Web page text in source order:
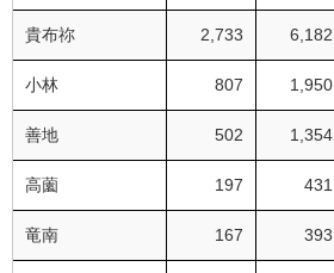
貴布祢 2,733 6,182
小林 807 1,950
善地 502 1,354
高薗 197 431
竜南 167 393